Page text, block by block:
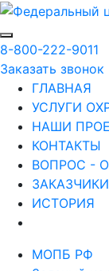
8-800-222-9011
Заказать звонок
ГЛАВНАЯ
УСЛУГИ
НАШИ
КОНТАКТЫ
ВОПРОС -
ЗАКАЗЧИКИ
ИСТОРИЯ
МОПБ РФ